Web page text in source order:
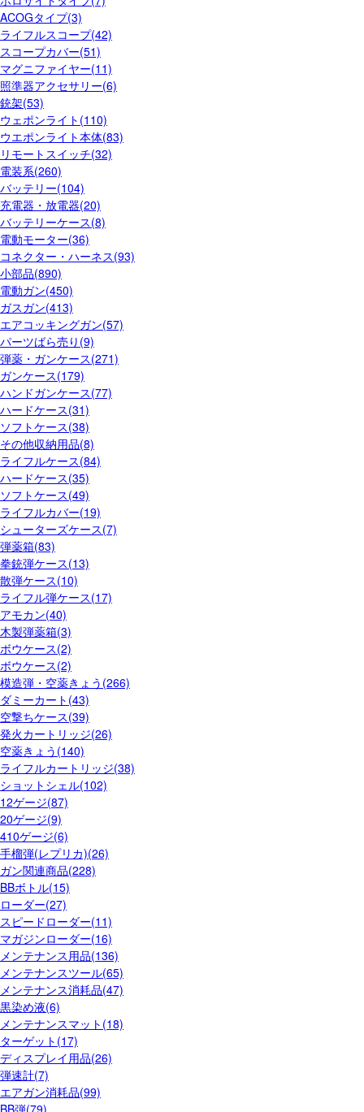
ACOGタイプ(3)
ライフルスコープ(42)
スコープカバー(51)
マグニファイヤー(11)
照準器アクセサリー(6)
銃架(53)
ウェポンライト(110)
ウエポンライト本体(83)
リモートスイッチ(32)
電装系(260)
バッテリー(104)
充電器・放電器(20)
バッテリーケース(8)
電動モーター(36)
コネクター・ハーネス(93)
小部品(890)
電動ガン(450)
ガスガン(413)
エアコッキングガン(57)
パーツばら売り(9)
弾薬・ガンケース(271)
ガンケース(179)
ハンドガンケース(77)
ハードケース(31)
ソフトケース(38)
その他収納用品(8)
ライフルケース(84)
ハードケース(35)
ソフトケース(49)
ライフルカバー(19)
シューターズケース(7)
弾薬箱(83)
拳銃弾ケース(13)
散弾ケース(10)
ライフル弾ケース(17)
アモカン(40)
木製弾薬箱(3)
ボウケース(2)
ボウケース(2)
模造弾・空薬きょう(266)
ダミーカート(43)
空撃ちケース(39)
発火カートリッジ(26)
空薬きょう(140)
ライフルカートリッジ(38)
ショットシェル(102)
12ゲージ(87)
20ゲージ(9)
410ゲージ(6)
手榴弾(レプリカ)(26)
ガン関連商品(228)
BBボトル(15)
ローダー(27)
スピードローダー(11)
マガジンローダー(16)
メンテナンス用品(136)
メンテナンスツール(65)
メンテナンス消耗品(47)
黒染め液(6)
メンテナンスマット(18)
ターゲット(17)
ディスプレイ用品(26)
弾速計(7)
エアガン消耗品(99)
BB弾(79)